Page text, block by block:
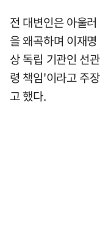
전 대변인은 아울
을 왜곡하며 이재
상 독립 기관인 선
령 책임'이라고 주
고 했다.